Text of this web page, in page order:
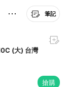
筆記
(大) 台灣
搶購